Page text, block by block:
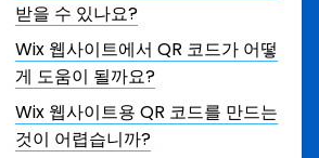
받을 수 있나요?
Wix 웹사이트에서 QR 코드가 어떻
게 도움이 될까요?
Wix 웹사이트용 QR 코드를 만드는
것이 어렵습니까?